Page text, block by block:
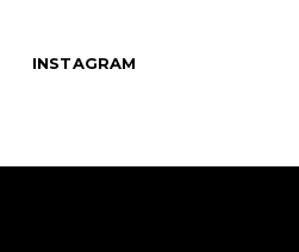
INSTAGRAM